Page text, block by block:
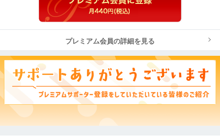
プレミアム会員の詳細を見る